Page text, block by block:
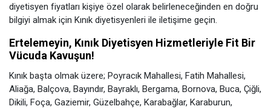
diyetisyen fiyatları kişiye özel olarak belirleneceğinden en doğru
bilgiyi almak için Kınık diyetisyenleri ile iletişime geçin.
Ertelemeyin, Kınık Diyetisyen Hizmetleriyle Fit Bir
Vücuda Kavuşun!
Kınık başta olmak üzere; Poyracık Mahallesi, Fatih Mahallesi,
Aliağa, Balçova, Bayındır, Bayraklı, Bergama, Bornova, Buca, Çiğli,
Dikili, Foça, Gaziemir, Güzelbahçe, Karabağlar, Karaburun,